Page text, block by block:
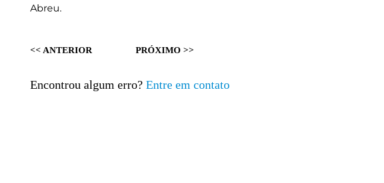
Abreu.
<< ANTERIOR PRÓXIMO >>
Encontrou algum erro? Entre em contato